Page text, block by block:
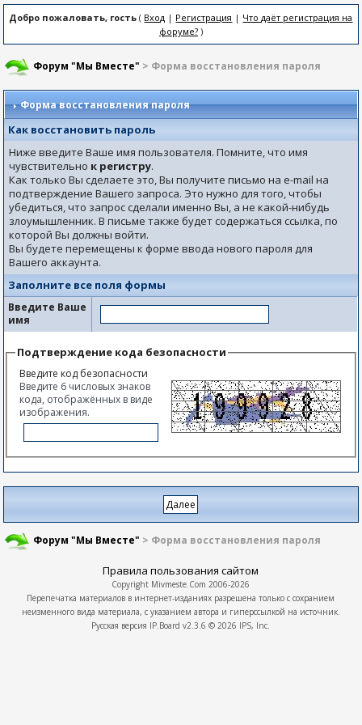
Добро пожаловать, гость ( Вход | Регистрация | Что даёт регистрация на
форуме?)
Форум "Мы Вместе" > Форма восстановления пароля
Форма восстановления пароля
Как восстановить пароль
Ниже введите Ваше имя пользователя. Помните, что имя
чувствительно к регистру.
Как только Вы сделаете это, Вы получите письмо на e-mail на
подтверждение Вашего запроса. Это нужно для того, чтобы
убедиться, что запрос сделали именно Вы, а не какой-нибудь
злоумышленник. В письме также будет содержаться ссылка, по
которой Вы должны войти.
Вы будете перемещены к форме ввода нового пароля для
Вашего аккаунта.
Заполните все поля формы
Введите Ваше
имя
Подтверждение кода безопасности
Введите код безопасности
Введите 6 числовых знаков
кода, отображённых в виде
изображения.
Форум "Мы Вместе" > Форма восстановления пароля
Правила пользования сайтом
Copyright Mivmeste.Com 2006-2026
Перепечатка материалов в интернет-изданиях разрешена только с сохранием
неизменного вида материала, с указанием автора и гиперссылкой на источник.
Русская версия IP.Board v2.3.6 © 2026 IPS, Inc.